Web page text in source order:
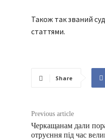
Також так званий
статтями.
Share
Previous article
Черкащанам дали
отруєння під час